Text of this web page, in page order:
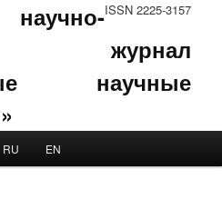
ISSN 2225-3157
научно-
журнал
научные
RU EN